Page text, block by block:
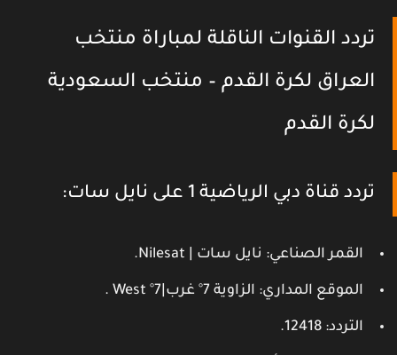
تردد القنوات الناقلة لمباراة منتخب
العراق لكرة القدم – منتخب السعودية
لكرة القدم
تردد قناة دبي الرياضية 1 على نايل سات:
القمر الصناعي: نايل سات | Nilesat.
الموقع المداري: الزاوية 7° غرب|7° West .
التردد: 12418.